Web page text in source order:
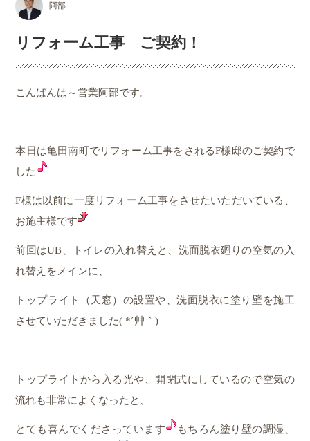
阿部
リフォーム工事 ご契約！
こんばんは～営業阿部です。
本日は亀田南町でリフォーム工事をされるF様邸のご契約で
した
F様は以前に一度リフォーム工事をさせたいただいている、
お施主様です
前回はUB、トイレの入れ替えと、洗面脱衣廻りの空気の入
れ替えをメインに、
トップライト（天窓）の設置や、洗面脱衣に塗り壁を施工
させていただきました( *´艸｀)
トップライトから入る光や、開閉式にしているので空気の
流れも非常によくなったと、
とても喜んでくださっています
もちろん塗り壁の調湿、